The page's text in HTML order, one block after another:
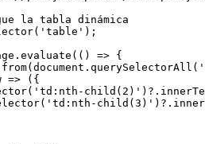
la tabla dinámica
=> {
=> ({